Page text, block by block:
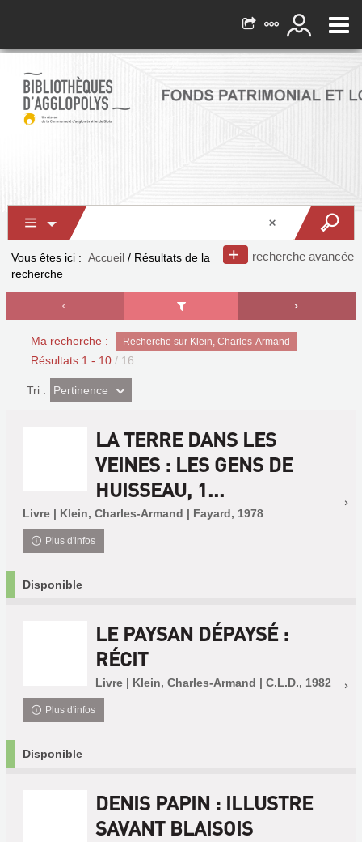
recherche avancée
Vous êtes ici : Accueil / Résultats de la
recherche
Ma recherche : Recherche sur Klein, Charles-Armand
Résultats 1 - 10 / 16
Tri : (Effet
imédiat)
Pertinence
LA TERRE DANS LES
VEINES : LES GENS DE
HUISSEAU, 1...
Livre | Klein, Charles-Armand | Fayard, 1978
Plus d'infos
Disponible
LE PAYSAN DÉPAYSÉ :
RÉCIT
Livre | Klein, Charles-Armand | C.L.D., 1982
Plus d'infos
Disponible
DENIS PAPIN : ILLUSTRE
SAVANT BLAISOIS